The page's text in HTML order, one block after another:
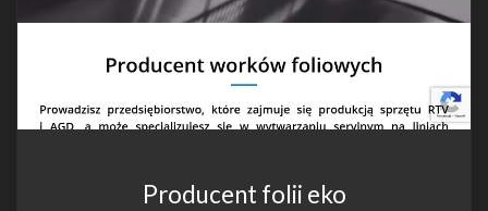
Producent folii eko